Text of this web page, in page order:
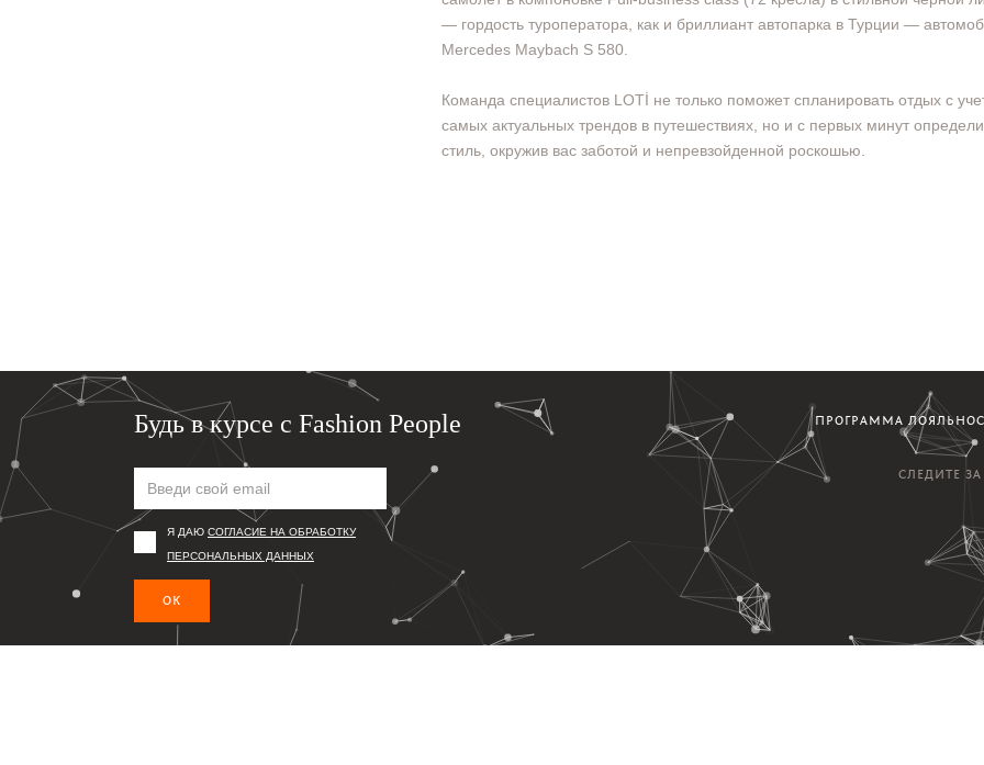
— гордость туроператора, как и бриллиант автопарка в Турции —
Mercedes Maybach S 580.
Команда специалистов LOTİ не только поможет спланировать отдых с
самых актуальных трендов в путешествиях, но и с первых минут
стиль, окружив вас заботой и непревзойденной роскошью.
Будь в курсе с Fashion People
Я ДАЮ СОГЛАСИЕ НА ОБРАБОТКУ
ПЕРСОНАЛЬНЫХ ДАННЫХ
ОК
ПРОГРАММА
СЛЕДИТЕ